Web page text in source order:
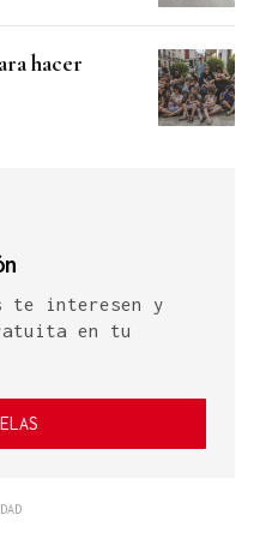
hacer
te interesen y
en tu